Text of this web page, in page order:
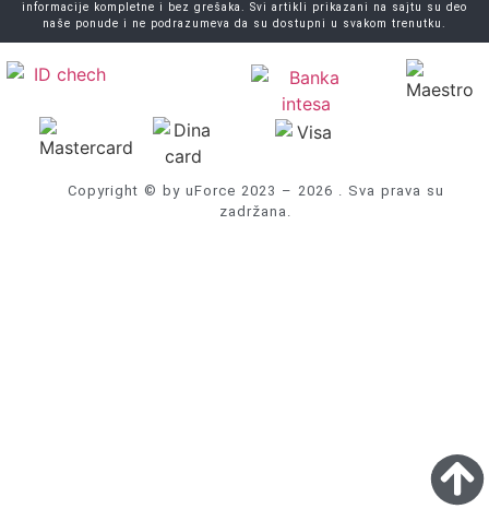
informacije kompletne i bez grešaka. Svi artikli prikazani na sajtu su deo
naše ponude i ne podrazumeva da su dostupni u svakom trenutku.
Copyright © by uForce 2023 – 2026 . Sva prava su
zadržana.